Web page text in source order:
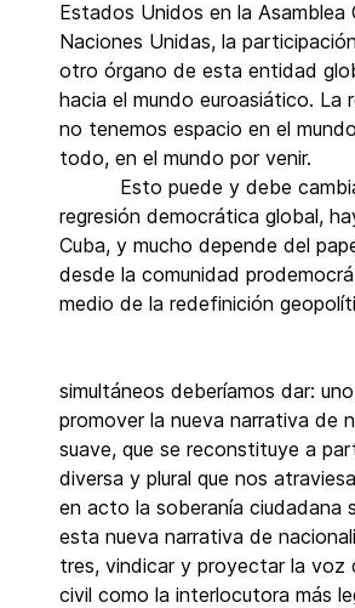
Estados Unidos en la Asamblea
Naciones Unidas, la
otro órgano de esta entidad
hacia el mundo euroasiático. La
no tenemos espacio en el
todo, en el mundo
Esto puede y debe
regresión democrática global,
Cuba, y mucho depende del
desde la comunidad
medio de la redefinición
Tres
simultáneos deberíamos dar:
promover la nueva narrativa de
suave, que se reconstituye a
diversa y plural que nos
en acto la soberanía ciudadana
esta nueva narrativa de
tres, vindicar y proyectar la voz
civil como la interlocutora más